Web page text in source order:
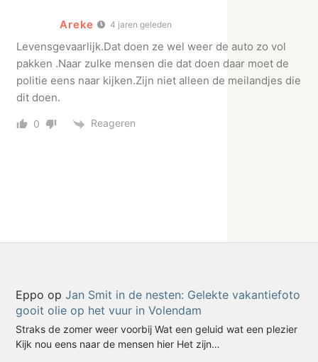
Areke 4 jaren geleden
Levensgevaarlijk.Dat doen ze wel weer de auto zo vol
pakken .Naar zulke mensen die dat doen daar moet de
politie eens naar kijken.Zijn niet alleen de meilandjes die
dit doen.
0 Reageren
Eppo opJan Smit in de nesten: Gelekte vakantiefoto
gooit olie op het vuur in Volendam
Straks de zomer weer voorbij Wat een geluid wat een plezier
Kijk nou eens naar de mensen hier Het zijn…